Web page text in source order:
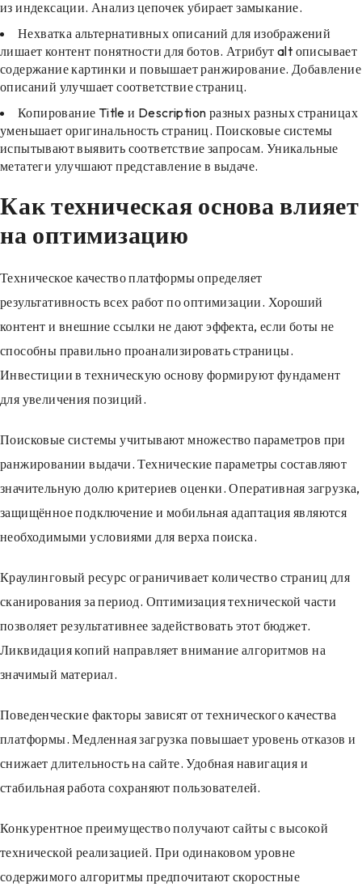
из индексации. Анализ цепочек убирает замыкание.
Нехватка альтернативных описаний для изображений
лишает контент понятности для ботов. Атрибут alt описывает
содержание картинки и повышает ранжирование. Добавление
описаний улучшает соответствие страниц.
Копирование Title и Description разных разных страницах
уменьшает оригинальность страниц. Поисковые системы
испытывают выявить соответствие запросам. Уникальные
метатеги улучшают представление в выдаче.
Как техническая основа влияет
на оптимизацию
Техническое качество платформы определяет
результативность всех работ по оптимизации. Хороший
контент и внешние ссылки не дают эффекта, если боты не
способны правильно проанализировать страницы.
Инвестиции в техническую основу формируют фундамент
для увеличения позиций.
Поисковые системы учитывают множество параметров при
ранжировании выдачи. Технические параметры составляют
значительную долю критериев оценки. Оперативная загрузка,
защищённое подключение и мобильная адаптация являются
необходимыми условиями для верха поиска.
Краулинговый ресурс ограничивает количество страниц для
сканирования за период. Оптимизация технической части
позволяет результативнее задействовать этот бюджет.
Ликвидация копий направляет внимание алгоритмов на
значимый материал.
Поведенческие факторы зависят от технического качества
платформы. Медленная загрузка повышает уровень отказов и
снижает длительность на сайте. Удобная навигация и
стабильная работа сохраняют пользователей.
Конкурентное преимущество получают сайты с высокой
технической реализацией. При одинаковом уровне
содержимого алгоритмы предпочитают скоростные